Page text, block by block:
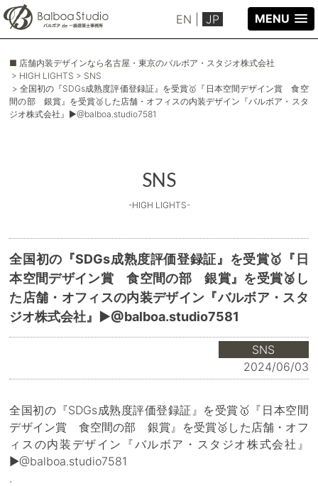
EN JP MENU
■ 店舗内装デザインなら名古屋・東京のバルボア・スタジオ株式会社
> HIGH LIGHTS > SNS
> 全国初の『SDGs成熟度評価登録証』を受賞🥇『日本空間デザイン賞 食空
間の部 銀賞』を受賞🥈した店舗・オフィスの内装デザイン『バルボア・スタ
ジオ株式会社』▶@balboa.studio7581
SNS
-HIGH LIGHTS-
全国初の『SDGs成熟度評価登録証』を受賞🥇『日
本空間デザイン賞 食空間の部 銀賞』を受賞🥈し
た店舗・オフィスの内装デザイン『バルボア・スタ
ジオ株式会社』▶@balboa.studio7581
SNS
2024/06/03
全国初の『SDGs成熟度評価登録証』を受賞🥇『日本空間
デザイン賞 食空間の部 銀賞』を受賞🥈した店舗・オフ
ィスの内装デザイン『バルボア・スタジオ株式会社』
▶@balboa.studio7581
.